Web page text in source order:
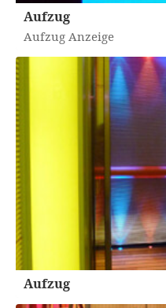
Aufzug
Aufzug Anzeige
Aufzug